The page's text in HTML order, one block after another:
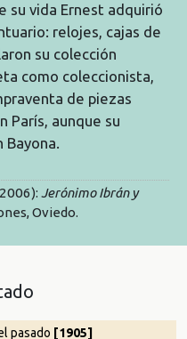
su vida Ernest adquirió
relojes, cajas de
su colección
como coleccionista,
de piezas
París, aunque su
Jerónimo Ibrán y
Oviedo.
pasado [1905]